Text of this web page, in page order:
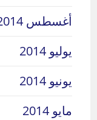
أغسطس 2014
يوليو 2014
يونيو 2014
مايو 2014